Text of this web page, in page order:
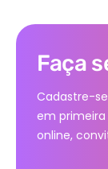
Faça
Cadastre-
em primeira
online,